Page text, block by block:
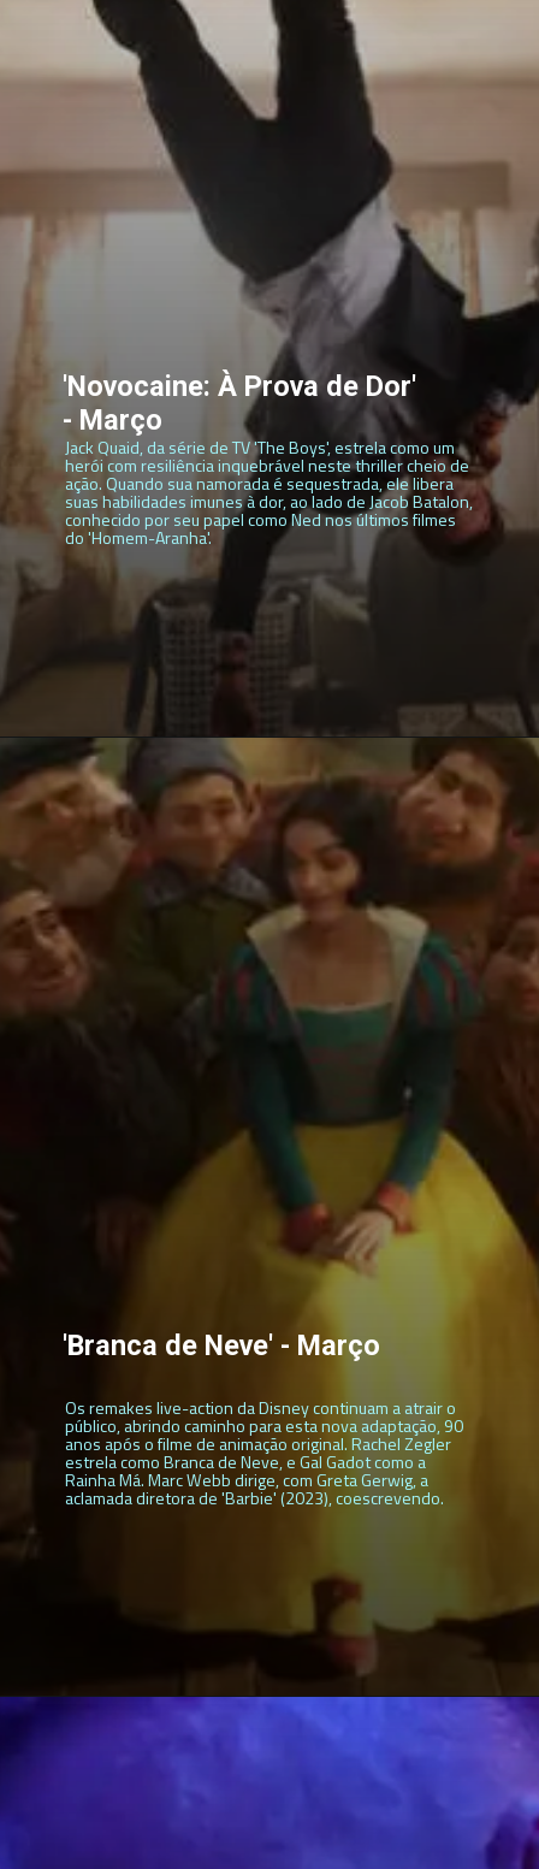
Jack Quaid, da série de TV 'The Boys', estrela como um
herói com resiliência inquebrável neste thriller cheio de
ação. Quando sua namorada é sequestrada, ele libera
suas habilidades imunes à dor, ao lado de Jacob Batalon,
conhecido por seu papel como Ned nos últimos filmes
do 'Homem-Aranha'.
'Novocaine: À Prova de Dor'
- Março
Os remakes live-action da Disney continuam a atrair o
público, abrindo caminho para esta nova adaptação, 90
anos após o filme de animação original. Rachel Zegler
estrela como Branca de Neve, e Gal Gadot como a
Rainha Má. Marc Webb dirige, com Greta Gerwig, a
aclamada diretora de 'Barbie' (2023), coescrevendo.
'Branca de Neve' - Março